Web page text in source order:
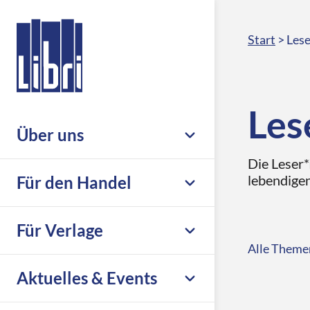
Über uns
Unternehmen
Nachhaltigkeit & Compliance
Leseförderung
Für den Handel
Leistungsübersicht
Großhandel
eCommerce
Für Verlage
Übersicht
Print
Aktuelles & Events
Start >
Die
Alle